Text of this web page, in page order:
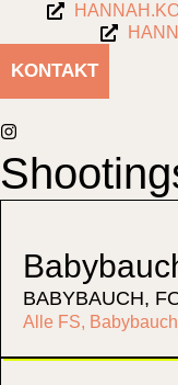
KONTAKT
BABYBAUCH,
Alle FS, Babybauch